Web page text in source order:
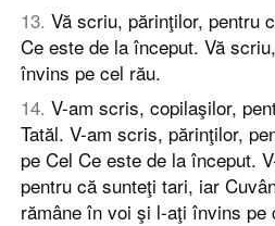
13. Vă scriu, părinţilor, pentru
Ce este de la început. Vă
învins pe cel rău.
14. V-am scris, copilaşilor,
Tatăl. V-am scris, părinţilor,
pe Cel Ce este de la început.
pentru că sunteţi tari, iar
rămâne în voi şi l-aţi învins pe